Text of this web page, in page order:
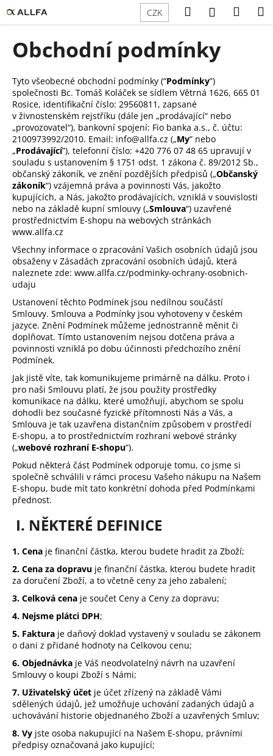
na
obsah
CZK HledatPřihlášení
Obchodní podmínky
Tyto všeobecné obchodní podmínky (“Podmínky”)
společnosti Bc. Tomáš Koláček se sídlem Větrná 1626, 665 01
Rosice, identifikační číslo: 29560811 , zapsané
v živnostenském rejstříku (dále jen „prodávající“ nebo
„provozovatel“), bankovní spojení: Fio banka a.s., č. účtu:
2100973992/2010. Email: info@allfa.cz („My” nebo
„Prodávající”), telefonní číslo: +420 776 07 48 65 upravují v
souladu s ustanovením § 1751 odst. 1 zákona č. 89/2012 Sb.,
občanský zákoník, ve znění pozdějších předpisů („Občanský
zákoník“) vzájemná práva a povinnosti Vás, jakožto
kupujících, a Nás, jakožto prodávajících, vzniklá v souvislosti
nebo na základě kupní smlouvy („Smlouva“) uzavřené
prostřednictvím E-shopu na webových stránkách
www.allfa.cz
Všechny informace o zpracování Vašich osobních údajů jsou
obsaženy v Zásadách zpracování osobních údajů, která
naleznete zde: www.allfa.cz/podminky-ochrany-osobnich-
udaju
Ustanovení těchto Podmínek jsou nedílnou součástí
Smlouvy. Smlouva a Podmínky jsou vyhotoveny v českém
jazyce. Znění Podmínek můžeme jednostranně měnit či
doplňovat. Tímto ustanovením nejsou dotčena práva a
povinnosti vzniklá po dobu účinnosti předchozího znění
Podmínek.
Jak jistě víte, tak komunikujeme primárně na dálku. Proto i
pro naši Smlouvu platí, že jsou použity prostředky
komunikace na dálku, které umožňují, abychom se spolu
dohodli bez současné fyzické přítomnosti Nás a Vás, a
Smlouva je tak uzavřena distančním způsobem v prostředí
E-shopu, a to prostřednictvím rozhraní webové stránky
(„webové rozhraní E-shopu“).
Pokud některá část Podmínek odporuje tomu, co jsme si
společně schválili v rámci procesu Vašeho nákupu na Našem
E-shopu, bude mít tato konkrétní dohoda před Podmínkami
přednost.
I. NĚKTERÉ DEFINICE
1. Cena je finanční částka, kterou budete hradit za Zboží;
2. Cena za dopravu je finanční částka, kterou budete hradit
za doručení Zboží, a to včetně ceny za jeho zabalení;
3. Celková cena je součet Ceny a Ceny za dopravu;
4. Nejsme plátci DPH;
5. Faktura je daňový doklad vystavený v souladu se zákonem
o dani z přidané hodnoty na Celkovou cenu;
6. Objednávka je Váš neodvolatelný návrh na uzavření
Smlouvy o koupi Zboží s Námi;
7. Uživatelský účet je účet zřízený na základě Vámi
sdělených údajů, jež umožňuje uchování zadaných údajů a
uchovávání historie objednaného Zboží a uzavřených Smluv;
8. Vy jste osoba nakupující na Našem E-shopu, právními
předpisy označovaná jako kupující;
K
o
o
p
o
t
ř
e
b
u
j
e
t
e
n
a
j
í
t
?
HLEDAT
D
o
p
o
r
u
č
u
j
m
e
CRAB
97
Kč